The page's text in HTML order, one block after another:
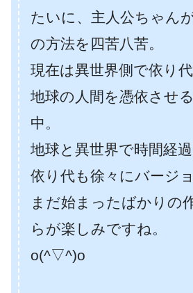
たいに、主人公ちゃん
の方法を四苦八苦。
現在は異世界側で依り
地球の人間を憑依させ
中。
地球と異世界で時間経過
依り代も徐々にバージ
まだ始まったばかりの
らが楽しみですね。
o(^▽^)o